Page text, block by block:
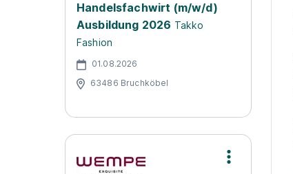
Handelsfachwirt (m/w/d)
Ausbildung 2026 Takko
Fashion
01.08.2026
63486 Bruchköbel